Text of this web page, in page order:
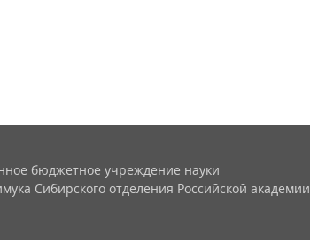
бюджетное учреждение науки
Сибирского отделения Российской